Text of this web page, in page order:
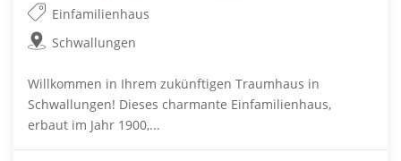
Einfamilienhaus
Schwallungen
Willkommen in Ihrem zukünftigen Traumhaus in
Schwallungen! Dieses charmante Einfamilienhaus,
erbaut im Jahr 1900,...